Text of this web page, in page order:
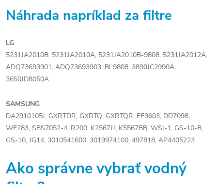
Náhrada napríklad za filtre
LG
5231JA2010B, 5231JA2010A, 5231JA2010B-9808, 5231JA2012A,
ADQ73693901, ADQ73693903, BL9808, 3890JC2990A,
3650JD8050A
SAMSUNG
DA2910105J, GXRTDR, GXRTQ, GXRTQR, EF9603, DD7098,
WF283, SBS7052-4, R200, K2567JJ, K5567BB, WSI-1, GS-10-B,
GS-10, JG14, 3010541600, 3019974100, 497818, AP4405223
Ako správne vybrať vodný